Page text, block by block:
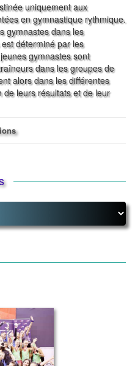
uniquement aux
en gymnastique rythmique.
gymnastes dans les
déterminé par les
gymnastes sont
dans les groupes de
alors dans les différentes
de leurs résultats et de leur